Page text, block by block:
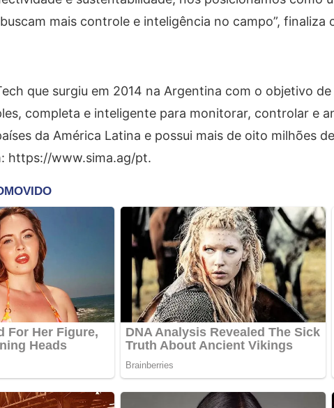
mais controle e inteligência no campo”, finaliza
que surgiu em 2014 na Argentina com o objetivo
completa e inteligente para monitorar, controlar e
da América Latina e possui mais de oito milhões
https://www.sima.ag/pt.